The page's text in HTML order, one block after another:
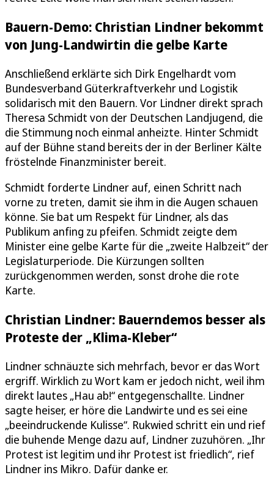
Bauern-Demo: Christian Lindner bekommt
von Jung-Landwirtin die gelbe Karte
Anschließend erklärte sich Dirk Engelhardt vom
Bundesverband Güterkraftverkehr und Logistik
solidarisch mit den Bauern. Vor Lindner direkt sprach
Theresa Schmidt von der Deutschen Landjugend, die
die Stimmung noch einmal anheizte. Hinter Schmidt
auf der Bühne stand bereits der in der Berliner Kälte
fröstelnde Finanzminister bereit.
Schmidt forderte Lindner auf, einen Schritt nach
vorne zu treten, damit sie ihm in die Augen schauen
könne. Sie bat um Respekt für Lindner, als das
Publikum anfing zu pfeifen. Schmidt zeigte dem
Minister eine gelbe Karte für die „zweite Halbzeit“ der
Legislaturperiode. Die Kürzungen sollten
zurückgenommen werden, sonst drohe die rote
Karte.
Christian Lindner: Bauerndemos besser als
Proteste der „Klima-Kleber“
Lindner schnäuzte sich mehrfach, bevor er das Wort
ergriff. Wirklich zu Wort kam er jedoch nicht, weil ihm
direkt lautes „Hau ab!“ entgegenschallte. Lindner
sagte heiser, er höre die Landwirte und es sei eine
„beeindruckende Kulisse“. Rukwied schritt ein und rief
die buhende Menge dazu auf, Lindner zuzuhören. „Ihr
Protest ist legitim und ihr Protest ist friedlich“, rief
Lindner ins Mikro. Dafür danke er.